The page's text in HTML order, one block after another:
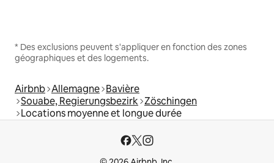
* Des exclusions peuvent s'appliquer en fonction des zones
géographiques et des logements.
Airbnb Allemagne Bavière
Souabe, Regierungsbezirk Zöschingen
Locations moyenne et longue durée